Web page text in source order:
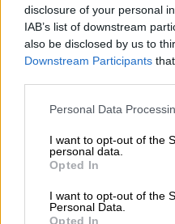
disclosure of your personal
IAB’s list of downstream
also be disclosed by us to
Downstream Participants
Personal Data
I want to opt-out of the
personal data.
Opted In
I want to opt-out of the
Personal Data.
Opted In
Πλεονεκτήματα Ποιότητας του
Πλούσιο σε αιθέρια
Υψηλή συγκέντρωση
οικοσυστήματα
Ανώτερες καταπραϋντικές
Αναγνωρισμένο για την
μεθόδους καλλιέργειάς
Γαστρονομικές χρήσεις του
Εμποτισμένο σε φυτικά
Αρώματα για επιδόρπια